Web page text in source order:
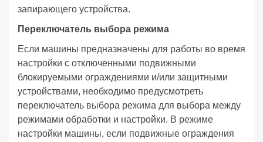
запирающего устройства.
Переключатель выбора режима
Если машины предназначены для работы во время
настройки с отключенными подвижными
блокируемыми ограждениями и/или защитными
устройствами, необходимо предусмотреть
переключатель выбора режима для выбора между
режимами обработки и настройки. В режиме
настройки машины, если подвижные ограждения